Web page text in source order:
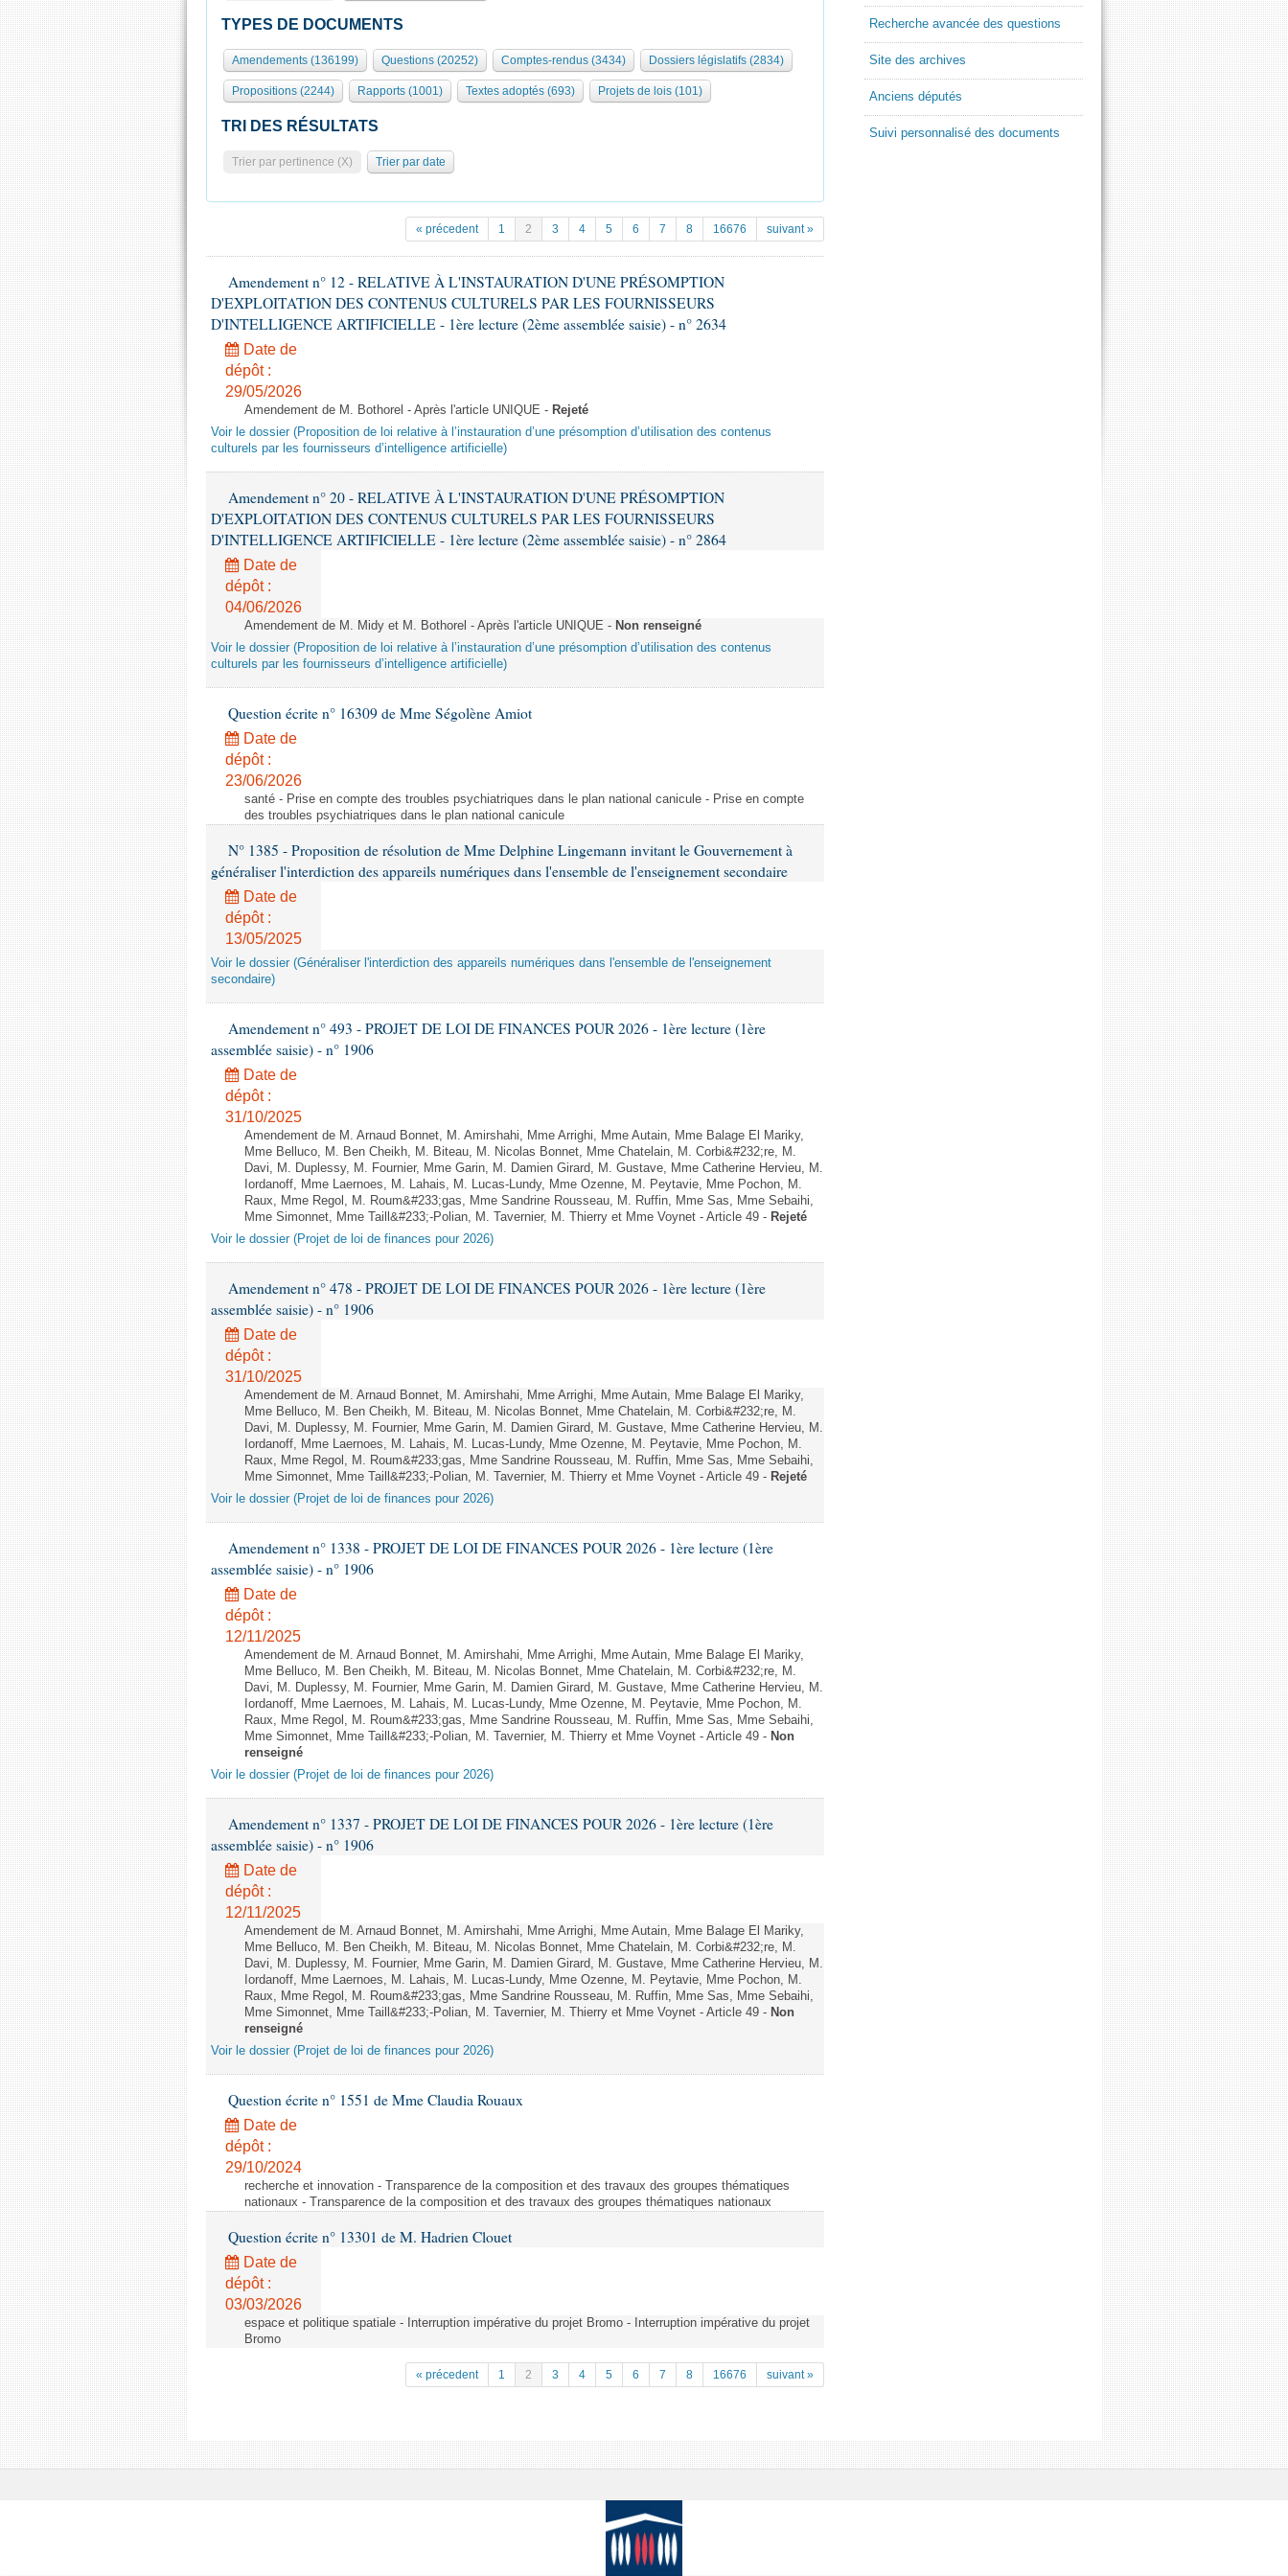
TYPES DE DOCUMENTS
Amendements (136199) Questions (20252) Comptes-rendus (3434) Dossiers législatifs (2834)
Propositions (2244) Rapports (1001) Textes adoptés (693) Projets de lois (101)
TRI DES RÉSULTATS
Trier par pertinence (X) Trier par date
« précedent 1 2 3 4 5 6 7 8 16676 suivant »
Amendement n° 12 - RELATIVE À L'INSTAURATION D'UNE PRÉSOMPTION
D'EXPLOITATION DES CONTENUS CULTURELS PAR LES FOURNISSEURS
D'INTELLIGENCE ARTIFICIELLE - 1ère lecture (2ème assemblée saisie) - n° 2634
Date de
dépôt :
29/05/2026
Amendement de M. Bothorel - Après l'article UNIQUE - Rejeté
Voir le dossier (Proposition de loi relative à l’instauration d’une présomption d’utilisation des contenus
culturels par les fournisseurs d’intelligence artificielle)
Amendement n° 20 - RELATIVE À L'INSTAURATION D'UNE PRÉSOMPTION
D'EXPLOITATION DES CONTENUS CULTURELS PAR LES FOURNISSEURS
D'INTELLIGENCE ARTIFICIELLE - 1ère lecture (2ème assemblée saisie) - n° 2864
Date de
dépôt :
04/06/2026
Amendement de M. Midy et M. Bothorel - Après l'article UNIQUE - Non renseigné
Voir le dossier (Proposition de loi relative à l’instauration d’une présomption d’utilisation des contenus
culturels par les fournisseurs d’intelligence artificielle)
Question écrite n° 16309 de Mme Ségolène Amiot
Date de
dépôt :
23/06/2026
santé - Prise en compte des troubles psychiatriques dans le plan national canicule - Prise en compte
des troubles psychiatriques dans le plan national canicule
N° 1385 - Proposition de résolution de Mme Delphine Lingemann invitant le Gouvernement à
généraliser l'interdiction des appareils numériques dans l'ensemble de l'enseignement secondaire
Date de
dépôt :
13/05/2025
Voir le dossier (Généraliser l'interdiction des appareils numériques dans l'ensemble de l'enseignement
secondaire)
Amendement n° 493 - PROJET DE LOI DE FINANCES POUR 2026 - 1ère lecture (1ère
assemblée saisie) - n° 1906
Date de
dépôt :
31/10/2025
Amendement de M. Arnaud Bonnet, M. Amirshahi, Mme Arrighi, Mme Autain, Mme Balage El Mariky,
Mme Belluco, M. Ben Cheikh, M. Biteau, M. Nicolas Bonnet, Mme Chatelain, M. Corbi&#232;re, M.
Davi, M. Duplessy, M. Fournier, Mme Garin, M. Damien Girard, M. Gustave, Mme Catherine Hervieu, M.
Iordanoff, Mme Laernoes, M. Lahais, M. Lucas-Lundy, Mme Ozenne, M. Peytavie, Mme Pochon, M.
Raux, Mme Regol, M. Roum&#233;gas, Mme Sandrine Rousseau, M. Ruffin, Mme Sas, Mme Sebaihi,
Mme Simonnet, Mme Taill&#233;-Polian, M. Tavernier, M. Thierry et Mme Voynet - Article 49 - Rejeté
Voir le dossier (Projet de loi de finances pour 2026)
Amendement n° 478 - PROJET DE LOI DE FINANCES POUR 2026 - 1ère lecture (1ère
assemblée saisie) - n° 1906
Date de
dépôt :
31/10/2025
Amendement de M. Arnaud Bonnet, M. Amirshahi, Mme Arrighi, Mme Autain, Mme Balage El Mariky,
Mme Belluco, M. Ben Cheikh, M. Biteau, M. Nicolas Bonnet, Mme Chatelain, M. Corbi&#232;re, M.
Davi, M. Duplessy, M. Fournier, Mme Garin, M. Damien Girard, M. Gustave, Mme Catherine Hervieu, M.
Iordanoff, Mme Laernoes, M. Lahais, M. Lucas-Lundy, Mme Ozenne, M. Peytavie, Mme Pochon, M.
Raux, Mme Regol, M. Roum&#233;gas, Mme Sandrine Rousseau, M. Ruffin, Mme Sas, Mme Sebaihi,
Mme Simonnet, Mme Taill&#233;-Polian, M. Tavernier, M. Thierry et Mme Voynet - Article 49 - Rejeté
Voir le dossier (Projet de loi de finances pour 2026)
Amendement n° 1338 - PROJET DE LOI DE FINANCES POUR 2026 - 1ère lecture (1ère
assemblée saisie) - n° 1906
Date de
dépôt :
12/11/2025
Amendement de M. Arnaud Bonnet, M. Amirshahi, Mme Arrighi, Mme Autain, Mme Balage El Mariky,
Mme Belluco, M. Ben Cheikh, M. Biteau, M. Nicolas Bonnet, Mme Chatelain, M. Corbi&#232;re, M.
Davi, M. Duplessy, M. Fournier, Mme Garin, M. Damien Girard, M. Gustave, Mme Catherine Hervieu, M.
Iordanoff, Mme Laernoes, M. Lahais, M. Lucas-Lundy, Mme Ozenne, M. Peytavie, Mme Pochon, M.
Raux, Mme Regol, M. Roum&#233;gas, Mme Sandrine Rousseau, M. Ruffin, Mme Sas, Mme Sebaihi,
Mme Simonnet, Mme Taill&#233;-Polian, M. Tavernier, M. Thierry et Mme Voynet - Article 49 - Non
renseigné
Voir le dossier (Projet de loi de finances pour 2026)
Amendement n° 1337 - PROJET DE LOI DE FINANCES POUR 2026 - 1ère lecture (1ère
assemblée saisie) - n° 1906
Date de
dépôt :
12/11/2025
Amendement de M. Arnaud Bonnet, M. Amirshahi, Mme Arrighi, Mme Autain, Mme Balage El Mariky,
Mme Belluco, M. Ben Cheikh, M. Biteau, M. Nicolas Bonnet, Mme Chatelain, M. Corbi&#232;re, M.
Davi, M. Duplessy, M. Fournier, Mme Garin, M. Damien Girard, M. Gustave, Mme Catherine Hervieu, M.
Iordanoff, Mme Laernoes, M. Lahais, M. Lucas-Lundy, Mme Ozenne, M. Peytavie, Mme Pochon, M.
Raux, Mme Regol, M. Roum&#233;gas, Mme Sandrine Rousseau, M. Ruffin, Mme Sas, Mme Sebaihi,
Mme Simonnet, Mme Taill&#233;-Polian, M. Tavernier, M. Thierry et Mme Voynet - Article 49 - Non
renseigné
Voir le dossier (Projet de loi de finances pour 2026)
Question écrite n° 1551 de Mme Claudia Rouaux
Date de
dépôt :
29/10/2024
recherche et innovation - Transparence de la composition et des travaux des groupes thématiques
nationaux - Transparence de la composition et des travaux des groupes thématiques nationaux
Question écrite n° 13301 de M. Hadrien Clouet
Date de
dépôt :
03/03/2026
espace et politique spatiale - Interruption impérative du projet Bromo - Interruption impérative du projet
Bromo
« précedent 1 2 3 4 5 6 7 8 16676 suivant »
Recherche avancée des questions
Site des archives
Anciens députés
Suivi personnalisé des documents